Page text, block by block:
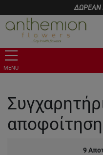
ΔΩΡΕΑΝ
MENU
αποφοίτηση
9